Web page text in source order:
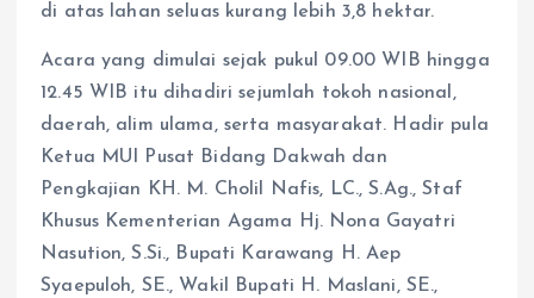
di atas lahan seluas kurang lebih 3,8 hektar.
Acara yang dimulai sejak pukul 09.00 WIB hingga
12.45 WIB itu dihadiri sejumlah tokoh nasional,
daerah, alim ulama, serta masyarakat. Hadir pula
Ketua MUI Pusat Bidang Dakwah dan
Pengkajian KH. M. Cholil Nafis, LC., S.Ag., Staf
Khusus Kementerian Agama Hj. Nona Gayatri
Nasution, S.Si., Bupati Karawang H. Aep
Syaepuloh, SE., Wakil Bupati H. Maslani, SE.,